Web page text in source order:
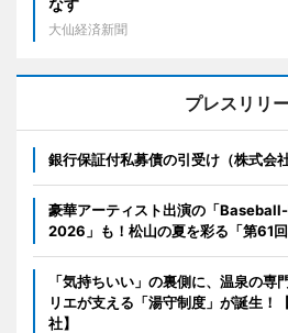
大仙経済新聞
プレスリリ
銀行保証付私募債の引受け（株式会
豪華アーティスト出演の「
2026」も！松山の夏を彩る「第61
「気持ちいい」の裏側に、温泉の専
リエが支える「湯守制度」が誕生！
社】